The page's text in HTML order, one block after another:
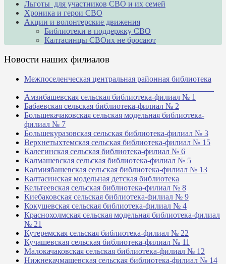
Льготы для участников СВО и их семей
Хроника и герои СВО
Акции и волонтерские движения
Библиотеки в поддержку СВО
Калтасинцы СВОих не бросают
Новости наших филиалов
Межпоселенческая центральная районная библиотека
Амзибашевская сельская библиотека-филиал № 1
Бабаевская сельская библиотека-филиал № 2
Большекачаковская сельская модельная библиотека-
филиал № 7
Большекуразовская сельская библиотека-филиал № 3
Верхнетыхтемская сельская библиотека-филиал № 15
Калегинская сельская библиотека-филиал № 6
Калмашевская сельская библиотека-филиал № 5
Калмиябашевская сельская библиотека-филиал № 13
Калтасинская модельная детская библиотека
Кельтеевская сельская библиотека-филиал № 8
Киебаковская сельская библиотека-филиал № 9
Кокушевская сельская библиотека-филиал № 4
Краснохолмская сельская модельная библиотека-филиал
№ 21
Кутеремская сельская библиотека-филиал № 22
Кучашевская сельская библиотека-филиал № 11
Малокачаковская сельская библиотека-филиал № 12
Нижнекачмашевская сельская библиотека-филиал № 14